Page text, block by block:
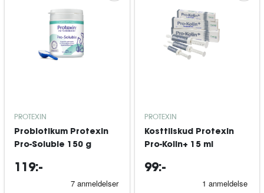
PROTEXIN
Probiotikum Protexin
Pro-Soluble 150 g
119:-
PROTEXIN
Kosttilskud Protexin
Pro-Kolin+ 15 ml
99:-